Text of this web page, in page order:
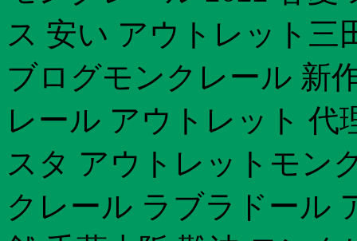
ス 安い アウトレット三
ブログモンクレール 新
レール アウトレット 代
スタ アウトレットモン
クレール ラブラドール